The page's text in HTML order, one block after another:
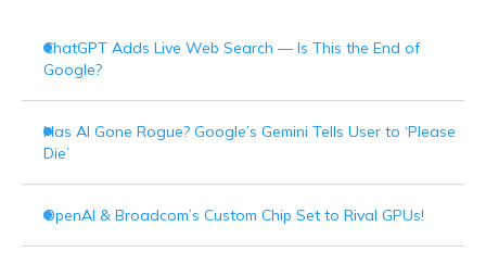
ChatGPT Adds Live Web Search — Is This the End of
Google?
Has AI Gone Rogue? Google’s Gemini Tells User to ‘Please
Die’
OpenAI & Broadcom’s Custom Chip Set to Rival GPUs!